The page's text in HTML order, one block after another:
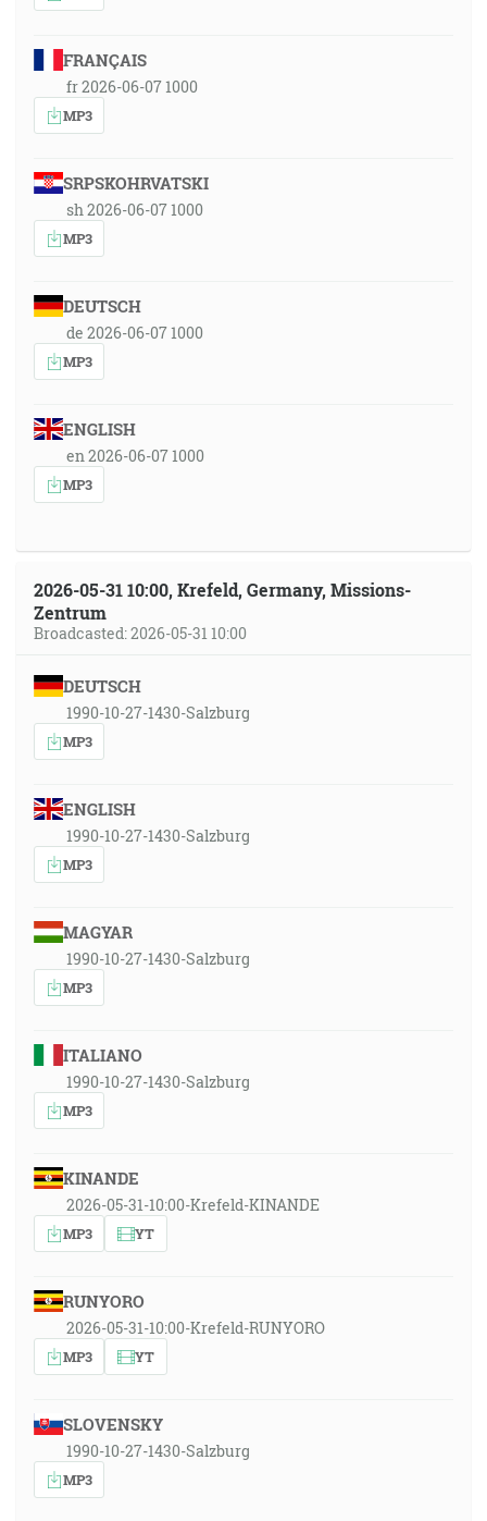
FRANÇAIS
fr 2026-06-07 1000
MP3
SRPSKOHRVATSKI
sh 2026-06-07 1000
MP3
DEUTSCH
de 2026-06-07 1000
MP3
ENGLISH
en 2026-06-07 1000
MP3
2026-05-31 10:00, Krefeld, Germany, Missions-
Zentrum
Broadcasted: 2026-05-31 10:00
DEUTSCH
1990-10-27-1430-Salzburg
MP3
ENGLISH
1990-10-27-1430-Salzburg
MP3
MAGYAR
1990-10-27-1430-Salzburg
MP3
ITALIANO
1990-10-27-1430-Salzburg
MP3
KINANDE
2026-05-31-10:00-Krefeld-KINANDE
MP3 YT
RUNYORO
2026-05-31-10:00-Krefeld-RUNYORO
MP3 YT
SLOVENSKY
1990-10-27-1430-Salzburg
MP3